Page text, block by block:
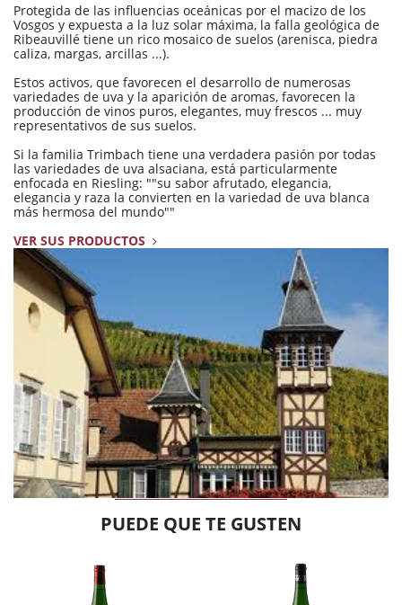
Protegida de las influencias oceánicas por el macizo de los
Vosgos y expuesta a la luz solar máxima, la falla geológica de
Ribeauvillé tiene un rico mosaico de suelos (arenisca, piedra
caliza, margas, arcillas ...).
Estos activos, que favorecen el desarrollo de numerosas
variedades de uva y la aparición de aromas, favorecen la
producción de vinos puros, elegantes, muy frescos ... muy
representativos de sus suelos.
Si la familia Trimbach tiene una verdadera pasión por todas
las variedades de uva alsaciana, está particularmente
enfocada en Riesling: ""su sabor afrutado, elegancia,
elegancia y raza la convierten en la variedad de uva blanca
más hermosa del mundo""
VER SUS PRODUCTOS
PUEDE QUE TE GUSTEN